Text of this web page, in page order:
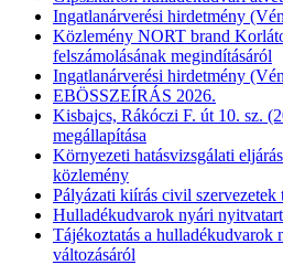
Ingatlanárverési hirdetmény
Közlemény NORT brand
felszámolásának megindításáról
Ingatlanárverési hirdetmény
EBÖSSZEÍRÁS 2026.
Kisbajcs, Rákóczi F. út 10. sz.
megállapítása
Környezeti hatásvizsgálati
közlemény
Pályázati kiírás civil szervezetek
Hulladékudvarok nyári
Tájékoztatás a hulladékudvarok
változásáról